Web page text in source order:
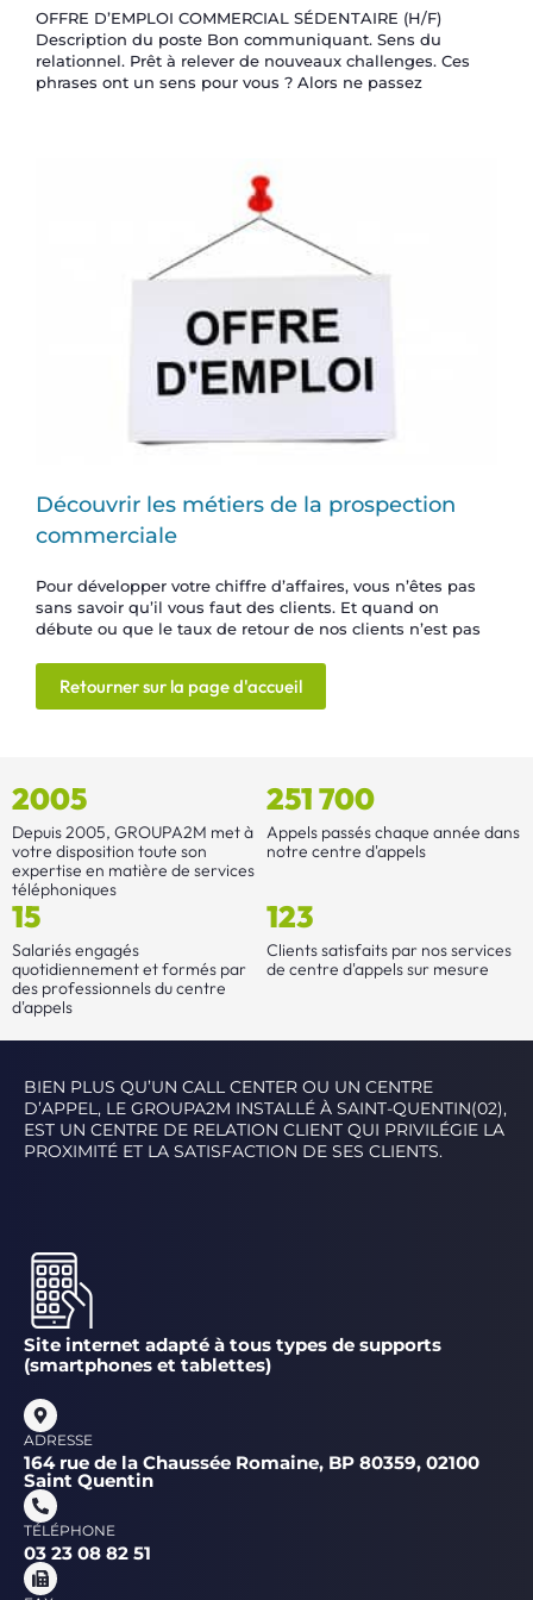
OFFRE D’EMPLOI COMMERCIAL SÉDENTAIRE (H/F)
Description du poste Bon communiquant. Sens du
relationnel. Prêt à relever de nouveaux challenges. Ces
phrases ont un sens pour vous ? Alors ne passez
Découvrir les métiers de la prospection
commerciale
Pour développer votre chiffre d’affaires, vous n’êtes pas
sans savoir qu’il vous faut des clients. Et quand on
débute ou que le taux de retour de nos clients n’est pas
Retourner sur la page d'accueil
2005
Depuis 2005, GROUPA2M met à
votre disposition toute son
expertise en matière de services
téléphoniques
251 700
Appels passés chaque année dans
notre centre d'appels
15
Salariés engagés
quotidiennement et formés par
des professionnels du centre
d'appels
123
Clients satisfaits par nos services
de centre d'appels sur mesure
BIEN PLUS QU’UN CALL CENTER OU UN CENTRE
D’APPEL, LE GROUPA2M INSTALLÉ À SAINT-QUENTIN(02),
EST UN CENTRE DE RELATION CLIENT QUI PRIVILÉGIE LA
PROXIMITÉ ET LA SATISFACTION DE SES CLIENTS.
Site internet adapté à tous types de supports
(smartphones et tablettes)
ADRESSE
164 rue de la Chaussée Romaine, BP 80359, 02100
Saint Quentin
TÉLÉPHONE
03 23 08 82 51